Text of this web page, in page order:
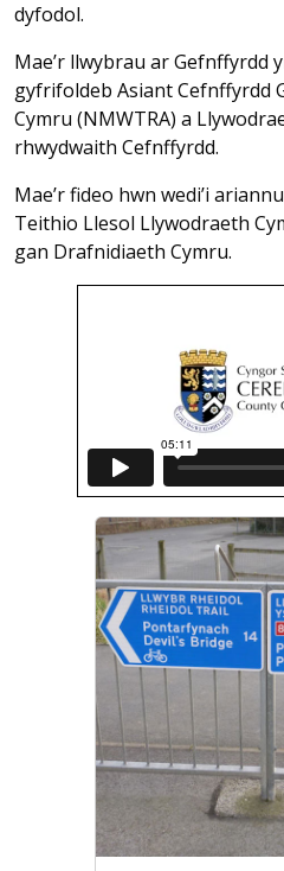
dyfodol.
Mae’r llwybrau ar Gefnffyrdd
gyfrifoldeb Asiant Cefnffyrdd
Cymru (NMWTRA) a
rhwydwaith Cefnffyrdd.
Mae’r fideo hwn wedi’i
Teithio Llesol Llywodraeth
gan Drafnidiaeth Cymru.